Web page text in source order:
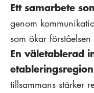
Ett samarbete
genom
som ökar
En väletablerad
etableringsregion
tillsammans stärker